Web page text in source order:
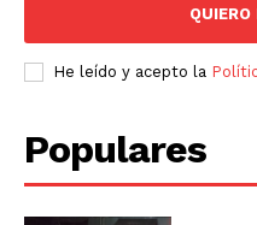
QUIERO
He leído y acepto la
Populares